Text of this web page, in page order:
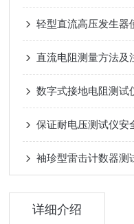
轻型直流高压发生器
直流电阻测量方法及
数字式接地电阻测试
保证耐电压测试仪安
袖珍型雷击计数器测
详细介绍